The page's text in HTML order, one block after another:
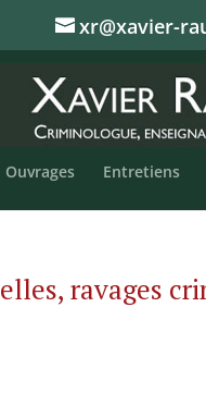
xr@xavier-
Ouvrages Entretiens
ravages